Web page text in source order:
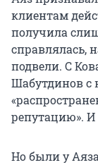
клиентам
получила
справлялась,
подвели. С
Шабутдинов с
репутацию». И
Но были у